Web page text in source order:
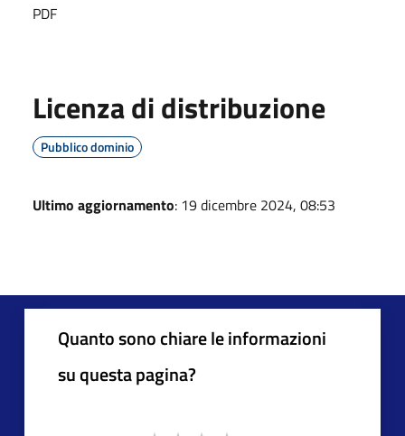
PDF
Licenza di distribuzione
Pubblico dominio
Ultimo aggiornamento: 19 dicembre 2024, 08:53
Quanto sono chiare le informazioni
su questa pagina?